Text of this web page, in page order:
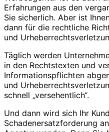
Erfahrungen aus den
Sie sicherlich. Aber ist
dann für die rechtliche
und
Täglich werden
in den Rechtstexten und
Informationspflichten
und
schnell „versehentlich“.
Und dann wird sich Ihr
Schadenersatzforderung